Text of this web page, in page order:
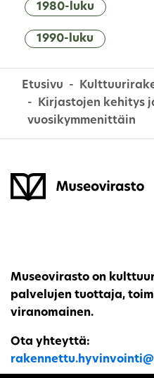
1980-luku
1990-luku
Etusivu
Kirjastojen kehitys
vuosikymmenittäin
Museovirasto on
palvelujen tuottaja,
viranomainen.
Ota yhteyttä: